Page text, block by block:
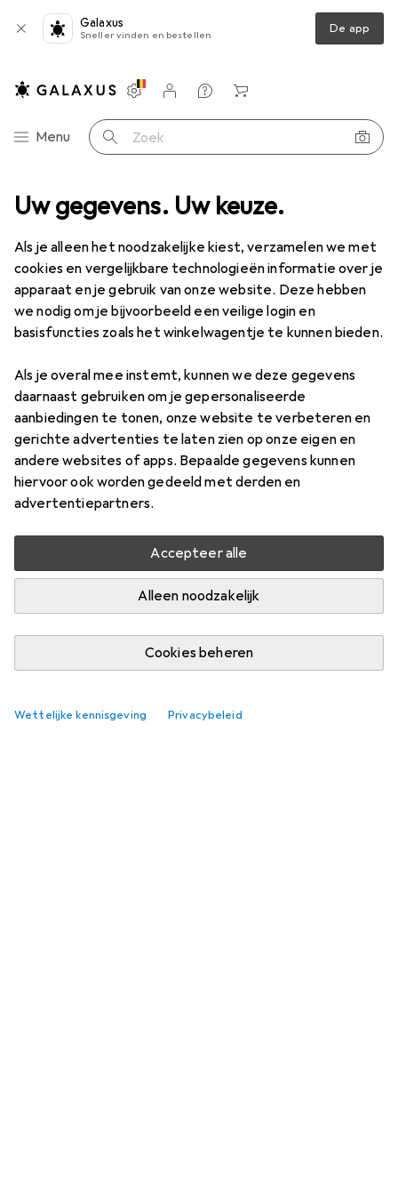
Uw gegevens. Uw keuze.
Als je alleen het noodzakelijke kiest, verzamelen we met
cookies en vergelijkbare technologieën informatie over je
apparaat en je gebruik van onze website. Deze hebben
we nodig om je bijvoorbeeld een veilige login en
basisfuncties zoals het winkelwagentje te kunnen bieden.
Als je overal mee instemt, kunnen we deze gegevens
daarnaast gebruiken om je gepersonaliseerde
aanbiedingen te tonen, onze website te verbeteren en
gerichte advertenties te laten zien op onze eigen en
andere websites of apps. Bepaalde gegevens kunnen
hiervoor ook worden gedeeld met derden en
advertentiepartners.
Accepteer alle
Alleen noodzakelijk
Cookies beheren
Wettelijke kennisgeving Privacybeleid
Galaxus
Sneller vinden en bestellen De app
Categorie navigatie
Menu Zoek op
Instellingen
Klantenaccount
Produktvergelijking
Verlanglijstje
Winkelmandje
Bachmann Pannenkopschroeven van messing
EUR
15,52 EUR
15,52/1Pcs.
BachmannPannenkopschroeven van
messing
1 Schroef per stuk
Accessoires voor Bachmann
Pannenkopschroeven van
messing
Vind bijpassende accessoires voor de Bachmann
Pannenkopschroeven van messing.
Geen producten gevonden